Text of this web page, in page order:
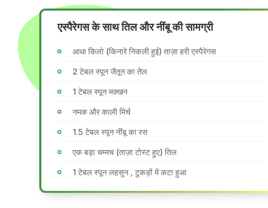
एस्पैरेगस के साथ तिल और नींबू की सामग्री
आधा किलो (किनारे निकली हुई) ताज़ा हरी एस्पैरेगस
2 टेबल स्पून जैतून का तेल
1 टेबल स्पून मक्खन
नमक और काली मिर्च
1.5 टेबल स्पून नींबू का रस
एक बड़ा चम्मच (ताज़ा टोस्ट हुए) तिल
1 टेबल स्पून लहसुन , टुकड़ों में कटा हुआ